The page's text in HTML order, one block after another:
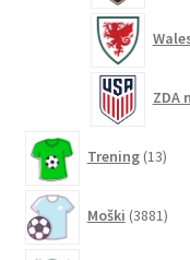
ZDA
Trening 13
Moški 3881